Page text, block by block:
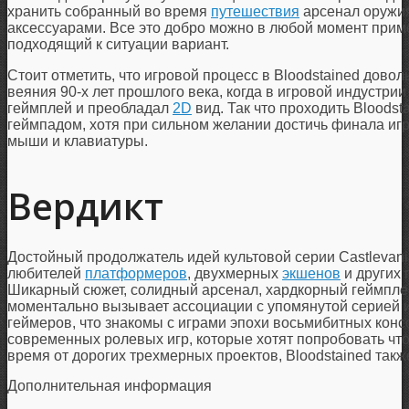
хранить собранный во время путешествия арсенал
аксессуарами. Все это добро можно в любой момент
подходящий к ситуации вариант.
Стоит отметить, что игровой процесс в Bloodstained
веяния 90-х лет прошлого века, когда в игровой
геймплей и преобладал 2D вид. Так что проходить
геймпадом, хотя при сильном желании достичь финала
мыши и клавиатуры.
Вердикт
Достойный продолжатель идей культовой серии
любителей платформеров, двухмерных экшенов и других
Шикарный сюжет, солидный арсенал, хардкорный
моментально вызывает ассоциации с упомянутой серией
геймеров, что знакомы с играми эпохи восьмибитных
современных ролевых игр, которые хотят попробовать
время от дорогих трехмерных проектов, Bloodstained
Дополнительная информация